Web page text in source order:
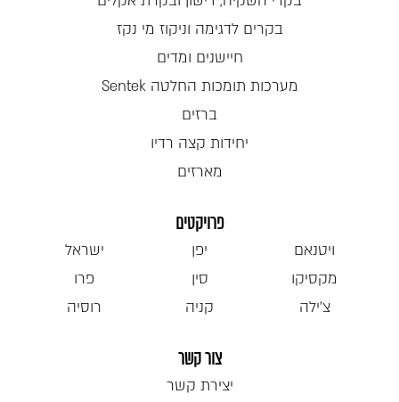
בקרים לדגימה וניקוז מי נקז
חיישנים ומדים
מערכות תומכות החלטה Sentek
ברזים
יחידות קצה רדיו
מארזים
פרויקטים
ויטנאם יפן
ישראל
מקסיקו
סין
פרו
צ'ילה
קניה רוסיה
צור קשר
יצירת קשר